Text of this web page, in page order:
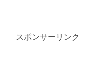
スポンサーリンク